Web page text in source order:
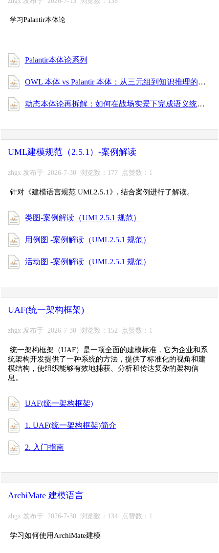
学习Palantir本体论
Palantir本体论系列
OWL 本体 vs Palantir 本体：从三元组到知识推理的全面进阶指南
动态本体论再拆解：如何在战场实景下完成语义统一与消歧？
UML建模规范（2.5.1）-案例解读
zhgx 发布于 2026-7-30 浏览数：177 点赞数：1
针对《建模语言规范 UML2.5.1》, 结合案例进行了解读。
类图-案例解读（UML2.5.1 规范）
用例图 -案例解读（UML2.5.1 规范）
活动图 -案例解读（UML2.5.1 规范）
UAF(统一架构框架)
zhgx 发布于 2026-7-30 浏览数：152 点赞数：1
统一架构框架（UAF）是一项全面的建模标准，它为企业和系
统架构开发提供了一种系统的方法，提供了标准化的视角和建
模结构，使组织能够有效地捕获、分析和传达复杂的架构信
息。
UAF(统一架构框架)
1. UAF(统一架构框架)简介
2. 入门指南
ArchiMate 建模语言
zhgx 发布于 2026-7-30 浏览数：134 点赞数：1
学习如何使用ArchiMate建模